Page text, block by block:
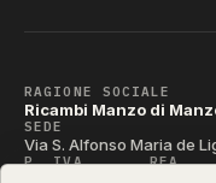
RAGIONE SOCIALE
Ricambi Manzo di
SEDE
Via S. Alfonso Maria de
P. IVA REA